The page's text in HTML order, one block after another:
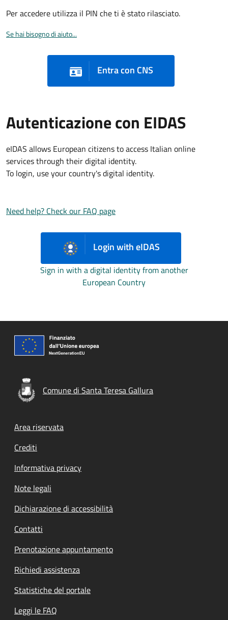
Per accedere utilizza il PIN che ti è stato rilasciato.
Se hai bisogno di aiuto...
Entra con CNS
Autenticazione con EIDAS
eIDAS allows European citizens to access Italian online
services through their digital identity.
To login, use your country's digital identity.
Need help? Check our FAQ page
Login with eIDAS
Sign in with a digital identity from another
European Country
Comune di Santa Teresa Gallura
Footer menu
Area riservata
Crediti
Informativa privacy
Note legali
Dichiarazione di accessibilità
Contatti
Prenotazione appuntamento
Richiedi assistenza
Statistiche del portale
Leggi le FAQ